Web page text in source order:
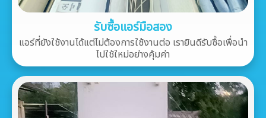
รับซื้อแอร์มือสอง
แอร์ที่ยังใช้งานได้แต่ไม่ต้องการใช้งานต่อ เรายินดีรับซื้อเพื่อนำ
ไปใช้ใหม่อย่างคุ้มค่า